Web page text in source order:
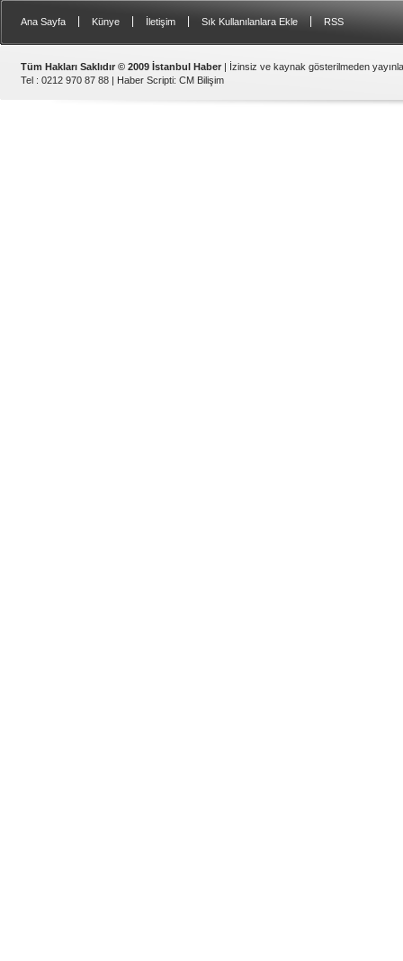
Ana Sayfa Künye İletişim Sık Kullanılanlara Ekle RSS
Tüm Hakları Saklıdır © 2009 İstanbul Haber | İzinsiz ve kaynak gösterilmeden
Tel : 0212 970 87 88 | Haber Scripti: CM Bilişim